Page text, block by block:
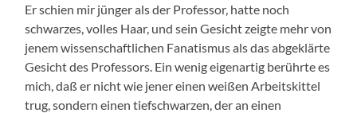
Er schien mir jünger als der Professor, hatte noch
schwarzes, volles Haar, und sein Gesicht zeigte mehr von
jenem wissenschaftlichen Fanatismus als das abgeklärte
Gesicht des Professors. Ein wenig eigenartig berührte es
mich, daß er nicht wie jener einen weißen Arbeitskittel
trug, sondern einen tiefschwarzen, der an einen